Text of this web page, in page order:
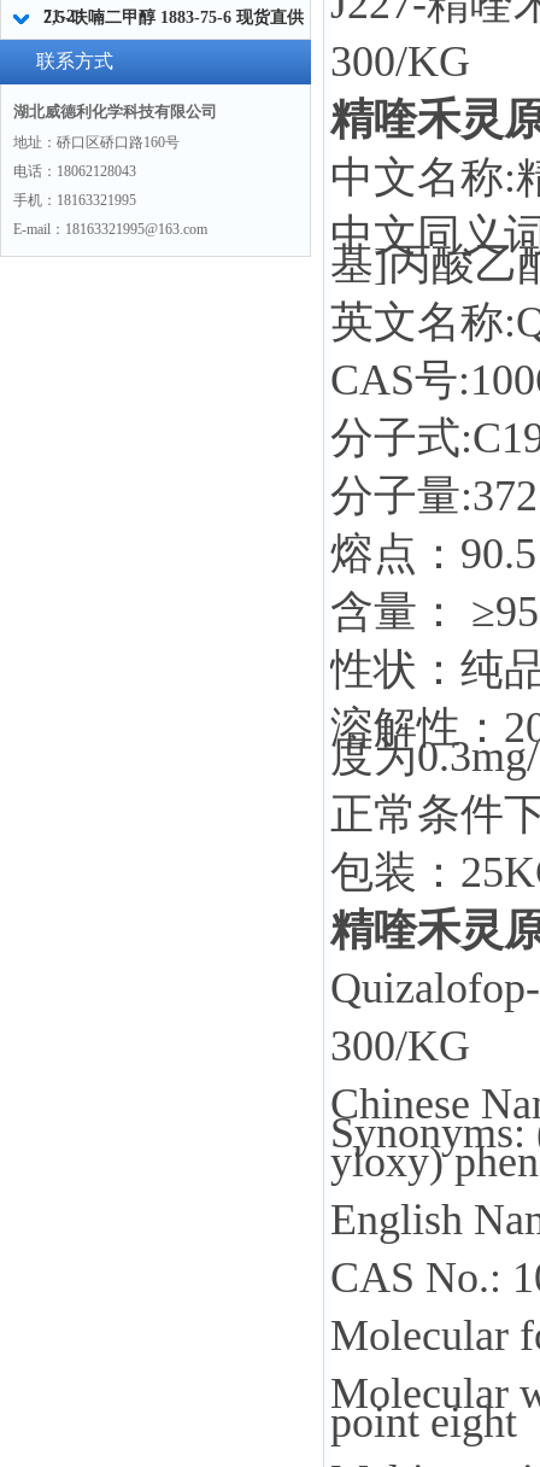
71-2“
2,5-呋喃二甲醇 1883-75-6 现货直供
威德利全球速递
联系方式
湖北威德利化学科技有限公司
地址：硚口区硚口路160号
电话：18062128043
手机：18163321995
E-mail：18163321995@163.com
300/KG
精喹禾灵
中文名称:
中文同义
基]丙酸乙
英文名称:
CAS号:
分子式:
分子量:
熔点：
含量：
性状：纯
溶解性：
度为
正常条件
包装：
精喹禾灵
300/KG
Chinese
yloxy)
English
CAS No.:
Molecular
Molecular
point eight